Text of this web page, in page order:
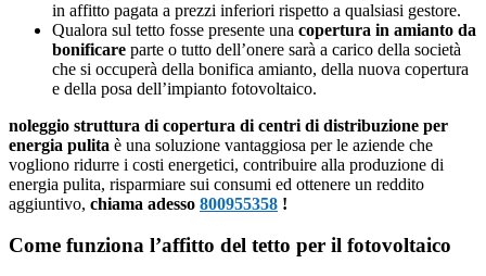
in affitto pagata a prezzi inferiori rispetto a qualsiasi gestore.
Qualora sul tetto fosse presente una copertura in amianto da
bonificare parte o tutto dell’onere sarà a carico della società
che si occuperà della bonifica amianto, della nuova copertura
e della posa dell’impianto fotovoltaico.
noleggio struttura di copertura di centri di distribuzione per
energia pulita è una soluzione vantaggiosa per le aziende che
vogliono ridurre i costi energetici, contribuire alla produzione di
energia pulita, risparmiare sui consumi ed ottenere un reddito
aggiuntivo, chiama adesso 800955358 !
Come funziona l’affitto del tetto per il fotovoltaico